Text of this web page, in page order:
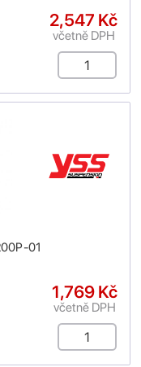
2,547 Kč
včetně DPH
01
1,769 Kč
včetně DPH